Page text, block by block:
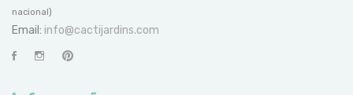
nacional)
Email: info@cactijardins.com